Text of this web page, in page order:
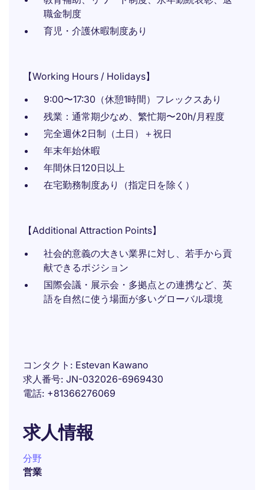
職金制度
育児・介護休暇制度あり
【Working Hours / Holidays】
9:00〜17:30（休憩1時間）フレックスあり
残業：通常期少なめ、繁忙期〜20h/月程度
完全週休2日制（土日）＋祝日
年末年始休暇
年間休日120日以上
在宅勤務制度あり（指定日を除く）
【Additional Attraction Points】
社会的意義の大きい業界に対し、若手から貢
献できるポジション
国際会議・展示会・多拠点との連携など、英
語を自然に使う場面が多いグローバル環境
コンタクト
Estevan Kawano
求人番号 JN-032026-6969430
電話 +81366276069
求人情報
分野
営業